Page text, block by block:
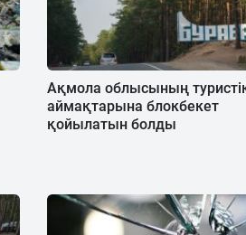
Ақмола облысының
аймақтарына блокбекет
қойылатын болды